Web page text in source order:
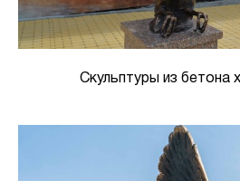
Скульптуры из бетона